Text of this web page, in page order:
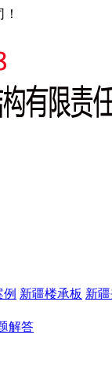
例 新疆楼承板 新
解答